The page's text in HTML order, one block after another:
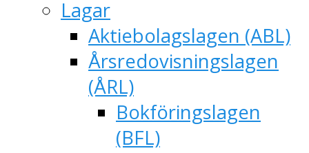
Lagar
Aktiebolagslagen (ABL)
Årsredovisningslagen
(ÅRL)
Bokföringslagen
(BFL)